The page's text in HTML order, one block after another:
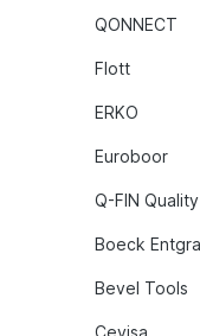
QONNECT
Flott
ERKO
Euroboor
Q-FIN
Boeck
Bevel Tools
Cevisa